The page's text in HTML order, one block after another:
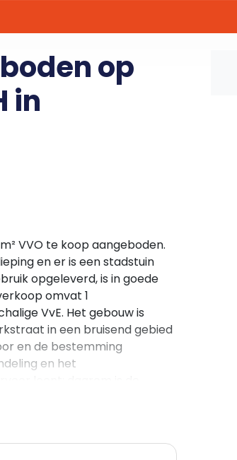
op
in
VVO te koop aangeboden.
en er is een stadstuin
opgeleverd, is in goede
omvat 1
VvE. Het gebouw is
in een bruisend gebied
en de bestemming
en het
een belegger om te